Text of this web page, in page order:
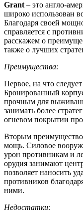
Grant– это англо-
широко использован
Благодаря своей
справляется с
расскажем о
также о лучших
Преимущества:
Первое, на что
Бронированный
прочным для
занимать более
огневом покрытии
Вторым
мощь. Силовое
урон противникам и
орудия занимают
позволяет наносить
противников
ними.
Недостатки: